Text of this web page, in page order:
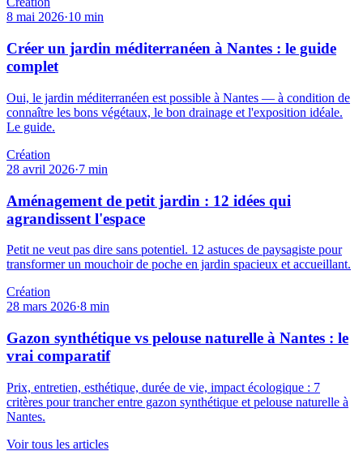
8 mai 2026·10 min
Créer un jardin méditerranéen à Nantes : le guide
complet
Oui, le jardin méditerranéen est possible à Nantes — à condition de
connaître les bons végétaux, le bon drainage et l'exposition idéale.
Le guide.
Création
28 avril 2026·7 min
Aménagement de petit jardin : 12 idées qui
agrandissent l'espace
Petit ne veut pas dire sans potentiel. 12 astuces de paysagiste pour
transformer un mouchoir de poche en jardin spacieux et accueillant.
Création
28 mars 2026·8 min
Gazon synthétique vs pelouse naturelle à Nantes : le
vrai comparatif
Prix, entretien, esthétique, durée de vie, impact écologique : 7
critères pour trancher entre gazon synthétique et pelouse naturelle à
Nantes.
Voir tous les articles